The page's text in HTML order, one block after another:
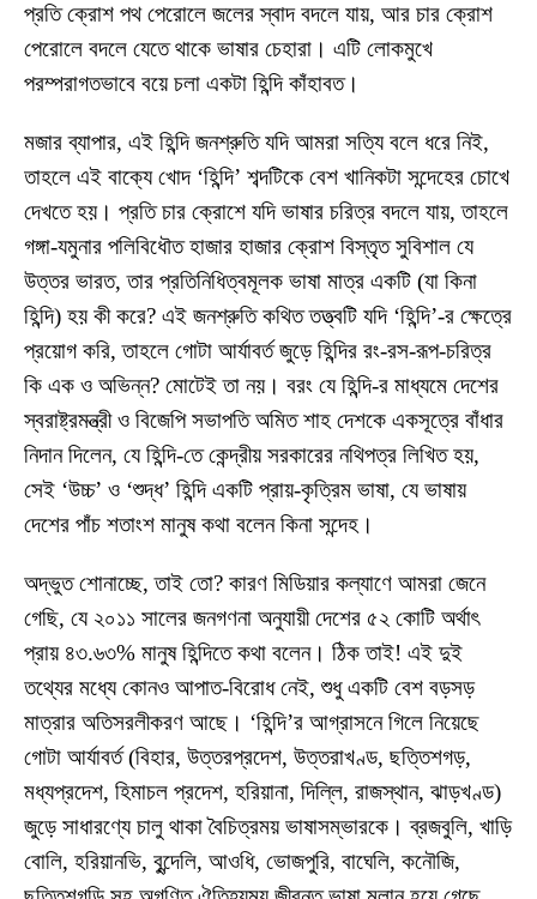
প্রতি ক্রোশ পথ পেরোলে জলের স্বাদ বদলে যায়, আর চার ক্রোশ
পেরোলে বদলে যেতে থাকে ভাষার চেহারা। এটি লোকমুখে
পরম্পরাগতভাবে বয়ে চলা একটা হিন্দি কাঁহাবত।
মজার ব্যাপার, এই হিন্দি জনশ্রুতি যদি আমরা সত্যি বলে ধরে নিই,
তাহলে এই বাক্যে খোদ ‘হিন্দি’ শব্দটিকে বেশ খানিকটা সন্দেহের চোখে
দেখতে হয়। প্রতি চার ক্রোশে যদি ভাষার চরিত্র বদলে যায়, তাহলে
গঙ্গা-যমুনার পলিবিধৌত হাজার হাজার ক্রোশ বিস্তৃত সুবিশাল যে
উত্তর ভারত, তার প্রতিনিধিত্বমূলক ভাষা মাত্র একটি (যা কিনা
হিন্দি) হয় কী করে? এই জনশ্রুতি কথিত তত্ত্বটি যদি ‘হিন্দি’-র ক্ষেত্রে
প্রয়োগ করি, তাহলে গোটা আর্যাবর্ত জুড়ে হিন্দির রং-রস-রূপ-চরিত্র
কি এক ও অভিন্ন? মোটেই তা নয়। বরং যে হিন্দি-র মাধ্যমে দেশের
স্বরাষ্ট্রমন্ত্রী ও বিজেপি সভাপতি অমিত শাহ দেশকে একসূত্রে বাঁধার
নিদান দিলেন, যে হিন্দি-তে কেন্দ্রীয় সরকারের নথিপত্র লিখিত হয়,
সেই ‘উচ্চ’ ও ‘শুদ্ধ’ হিন্দি একটি প্রায়-কৃত্রিম ভাষা, যে ভাষায়
দেশের পাঁচ শতাংশ মানুষ কথা বলেন কিনা সন্দেহ।
অদ্ভুত শোনাচ্ছে, তাই তো? কারণ মিডিয়ার কল্যাণে আমরা জেনে
গেছি, যে ২০১১ সালের জনগণনা অনুযায়ী দেশের ৫২ কোটি অর্থাৎ
প্রায় ৪৩.৬৩% মানুষ হিন্দিতে কথা বলেন। ঠিক তাই! এই দুই
তথ্যের মধ্যে কোনও আপাত-বিরোধ নেই, শুধু একটি বেশ বড়সড়
মাত্রার অতিসরলীকরণ আছে। ‘হিন্দি’র আগ্রাসনে গিলে নিয়েছে
গোটা আর্যাবর্ত (বিহার, উত্তরপ্রদেশ, উত্তরাখণ্ড, ছত্তিশগড়,
মধ্যপ্রদেশ, হিমাচল প্রদেশ, হরিয়ানা, দিল্লি, রাজস্থান, ঝাড়খণ্ড)
জুড়ে সাধারণ্যে চালু থাকা বৈচিত্রময় ভাষাসম্ভারকে। ব্রজবুলি, খাড়ি
বোলি, হরিয়ানভি, বুন্দেলি, আওধি, ভোজপুরি, বাঘেলি, কনৌজি,